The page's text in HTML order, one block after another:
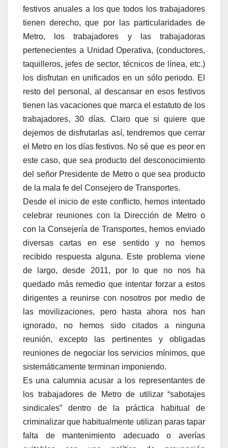
festivos anuales a los que todos los trabajadores
tienen derecho, que por las particularidades de
Metro, los trabajadores y las trabajadoras
pertenecientes a Unidad Operativa, (conductores,
taquilleros, jefes de sector, técnicos de línea, etc.)
los disfrutan en unificados en un sólo periodo. El
resto del personal, al descansar en esos festivos
tienen las vacaciones que marca el estatuto de los
trabajadores, 30 días. Claro que si quiere que
dejemos de disfrutarlas así, tendremos que cerrar
el Metro en los días festivos. No sé que es peor en
este caso, que sea producto del desconocimiento
del señor Presidente de Metro o que sea producto
de la mala fe del Consejero de Transportes.
Desde el inicio de este conflicto, hemos intentado
celebrar reuniones con la Dirección de Metro o
con la Consejería de Transportes, hemos enviado
diversas cartas en ese sentido y no hemos
recibido respuesta alguna. Este problema viene
de largo, desde 2011, por lo que no nos ha
quedado más remedio que intentar forzar a estos
dirigentes a reunirse con nosotros por medio de
las movilizaciones, pero hasta ahora nos han
ignorado, no hemos sido citados a ninguna
reunión, excepto las pertinentes y obligadas
reuniones de negociar los servicios mínimos, que
sistemáticamente terminan imponiendo.
Es una calumnia acusar a los representantes de
los trabajadores de Metro de utilizar “sabotajes
sindicales” dentro de la práctica habitual de
criminalizar que habitualmente utilizan paras tapar
falta de mantenimiento adecuado o averías